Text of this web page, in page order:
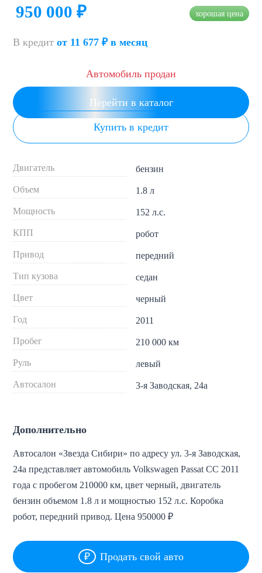
950 000 ₽ хорошая цена
В кредит от 11 677 ₽ в месяц
Автомобиль продан
Перейти в каталог
Купить в кредит
Двигатель бензин
Объем 1.8 л
Мощность 152 л.с.
КПП робот
Привод передний
Тип кузова седан
Цвет черный
Год 2011
Пробег 210 000 км
Руль левый
Автосалон 3-я Заводская, 24а
Дополнительно
Автосалон «Звезда Сибири» по адресу ул. 3-я Заводская,
24а представляет автомобиль Volkswagen Passat CC 2011
года с пробегом 210000 км, цвет черный, двигатель
бензин объемом 1.8 л и мощностью 152 л.с. Коробка
робот, передний привод. Цена 950000 ₽
Продать свой авто